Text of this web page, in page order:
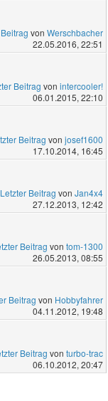
von Werschbacher
22.05.2016, 22:51
Beitrag von intercooler!
06.01.2015, 22:10
Beitrag von josef1600
17.10.2014, 16:45
Letzter Beitrag von Jan4x4
27.12.2013, 12:42
Beitrag von tom-1300
26.05.2013, 08:55
Beitrag von Hobbyfahrer
04.11.2012, 19:48
Beitrag von turbo-trac
06.10.2012, 20:47